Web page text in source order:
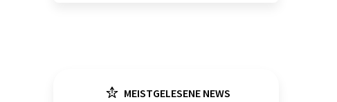
MEISTGELESENE NEWS